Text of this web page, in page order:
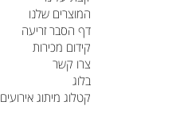
המוצרים שלנו
דף הסבר זריעה
קידום מכירות
צרו קשר
בלוג
קטלוג מיתוג אירועים